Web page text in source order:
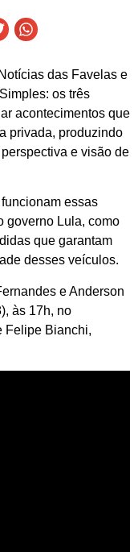
das Favelas e
os três
acontecimentos que
privada, produzindo
e visão de
essas
governo Lula, como
que garantam
desses veículos.
e Anderson
às 17h, no
Felipe Bianchi,